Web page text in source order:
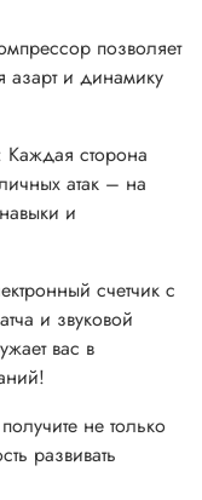
позволяет
азарт и динамику
Каждая сторона
атак – на
и
счетчик с
и звуковой
вас в
не только
развивать